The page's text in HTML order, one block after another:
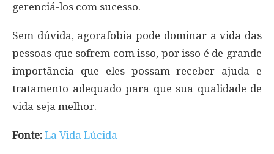
gerenciá-los com sucesso.
Sem dúvida, agorafobia pode dominar a vida das
pessoas que sofrem com isso, por isso é de grande
importância que eles possam receber ajuda e
tratamento adequado para que sua qualidade de
vida seja melhor.
Fonte: La Vida Lúcida